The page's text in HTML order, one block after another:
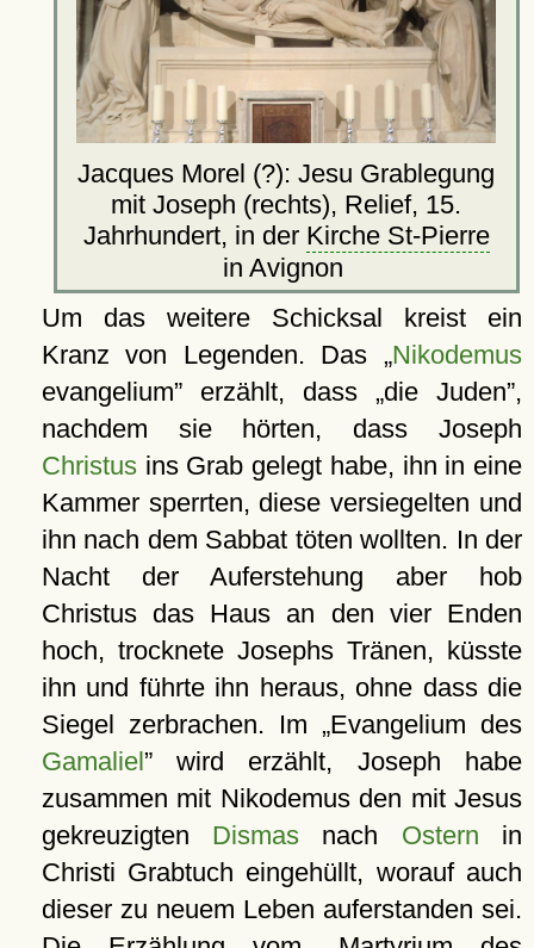
Jacques Morel (?): Jesu Grablegung
mit Joseph (rechts), Relief, 15.
Jahrhundert, in der Kirche St-Pierre
in Avignon
Um das weitere Schicksal kreist ein
Kranz von Legenden. Das
Nikodemus
evangelium erzählt, dass die Juden ,
nachdem sie hörten, dass Joseph
Christusins Grab gelegt habe, ihn in eine
Kammer sperrten, diese versiegelten und
ihn nach dem Sabbat töten wollten. In der
Nacht der Auferstehung aber hob
Christus das Haus an den vier Enden
hoch, trocknete Josephs Tränen, küsste
ihn und führte ihn heraus, ohne dass die
Siegel zerbrachen. Im
Evangelium des
Gamaliel wird erzählt, Joseph habe
zusammen mit Nikodemus den mit Jesus
gekreuzigten Dismas nach Ostern in
Christi Grabtuch eingehüllt, worauf auch
dieser zu neuem Leben auferstanden sei.